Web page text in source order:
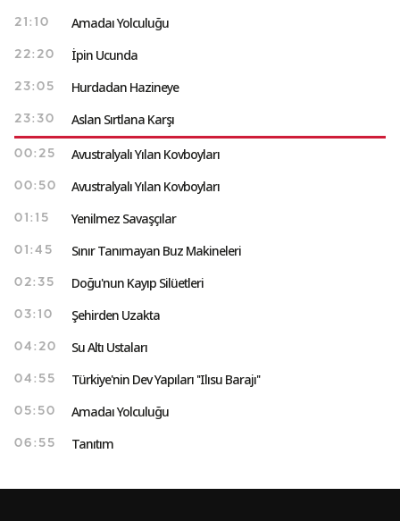
21:10 Amadaı Yolculuğu
22:20 İpin Ucunda
23:05 Hurdadan Hazineye
23:30 Aslan Sırtlana Karşı
00:25 Avustralyalı Yılan Kovboyları
00:50 Avustralyalı Yılan Kovboyları
01:15 Yenilmez Savaşçılar
01:45 Sınır Tanımayan Buz Makineleri
02:35 Doğu'nun Kayıp Silüetleri
03:10 Şehirden Uzakta
04:20 Su Altı Ustaları
04:55 Türkiye'nin Dev Yapıları ''Ilısu Barajı''
05:50 Amadaı Yolculuğu
06:55 Tanıtım